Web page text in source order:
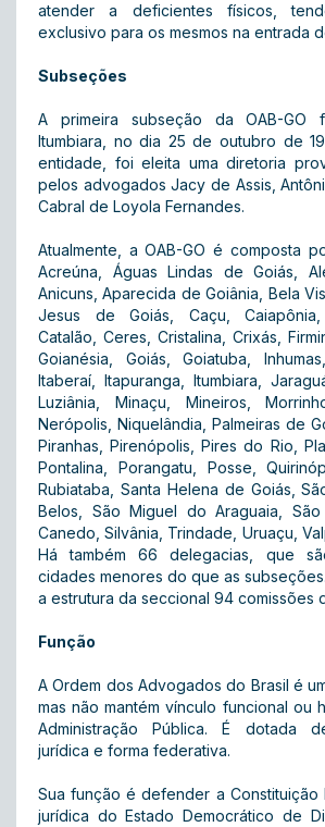
atender a deficientes físicos,
exclusivo para os mesmos na entrada
Subseções
A primeira subseção da OAB-GO
Itumbiara, no dia 25 de outubro de
entidade, foi eleita uma diretoria
pelos advogados Jacy de Assis,
Cabral de Loyola Fernandes.
Atualmente, a OAB-GO é composta
Acreúna, Águas Lindas de Goiás,
Anicuns, Aparecida de Goiânia, Bela
Jesus de Goiás, Caçu, Caiapônia,
Catalão, Ceres, Cristalina, Crixás,
Goianésia, Goiás, Goiatuba,
Itaberaí, Itapuranga, Itumbiara,
Luziânia, Minaçu, Mineiros,
Nerópolis, Niquelândia, Palmeiras de
Piranhas, Pirenópolis, Pires do Rio,
Pontalina, Porangatu, Posse,
Rubiataba, Santa Helena de Goiás,
Belos, São Miguel do Araguaia, São
Canedo, Silvânia, Trindade, Uruaçu,
Há também 66 delegacias, que
cidades menores do que as
a estrutura da seccional 94 comissões
Função
A Ordem dos Advogados do Brasil é
mas não mantém vínculo funcional ou
Administração Pública. É dotada
jurídica e forma federativa.
Sua função é defender a Constituição
jurídica do Estado Democrático de